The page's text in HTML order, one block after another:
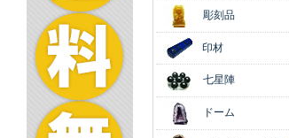
彫刻品
印材
七星陣
ドーム